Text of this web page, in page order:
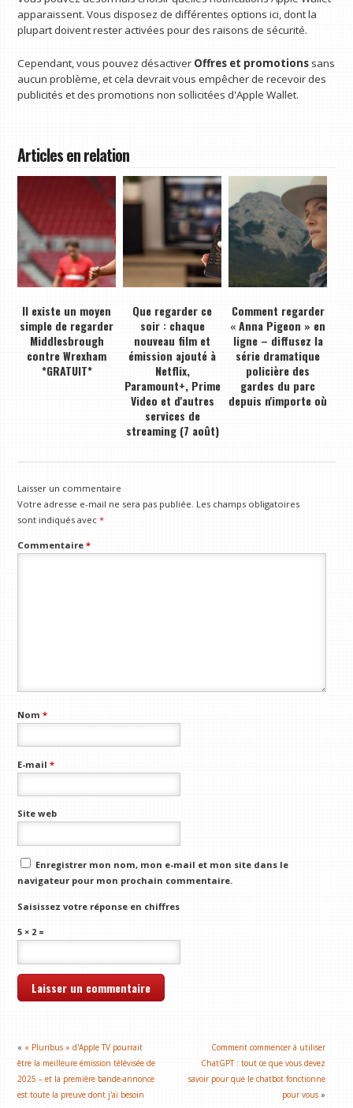
apparaissent. Vous disposez de différentes options ici, dont la
plupart doivent rester activées pour des raisons de sécurité.
Cependant, vous pouvez désactiver Offres et promotions sans
aucun problème, et cela devrait vous empêcher de recevoir des
publicités et des promotions non sollicitées d'Apple Wallet.
Articles en relation
Il existe un moyen
simple de regarder
Middlesbrough
contre Wrexham
*GRATUIT*
Que regarder ce
soir : chaque
nouveau film et
émission ajouté à
Netflix,
Paramount+, Prime
Video et d'autres
services de
streaming (7 août)
Comment regarder
« Anna Pigeon » en
ligne – diffusez la
série dramatique
policière des
gardes du parc
depuis n'importe où
Laisser un commentaire
Votre adresse e-mail ne sera pas publiée. Les champs obligatoires
sont indiqués avec*
Commentaire*
Nom*
E-mail*
Site web
Enregistrer mon nom, mon e-mail et mon site dans le
navigateur pour mon prochain commentaire.
Saisissez votre réponse en chiffres
5 × 2 =
« « Pluribus » d'Apple TV pourrait
être la meilleure émission télévisée de
2025 – et la première bande-annonce
est toute la preuve dont j'ai besoin
Comment commencer à utiliser
ChatGPT : tout ce que vous devez
savoir pour que le chatbot fonctionne
pour vous »